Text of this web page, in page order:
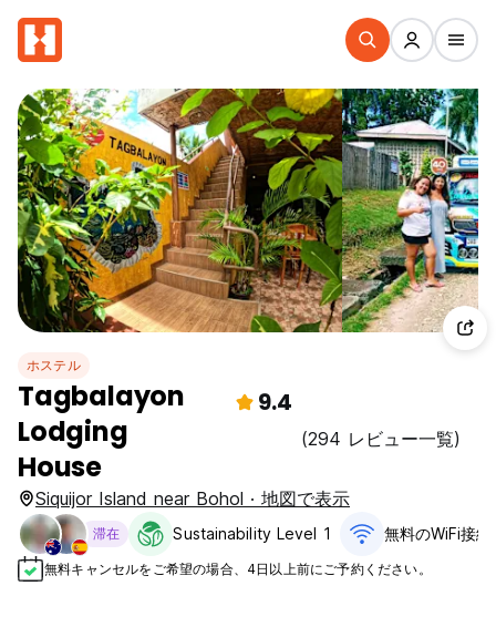
ホステル
Tagbalayon
Lodging
House
9.4
(294 レビュー一覧)
Siquijor Island near Bohol · 地図で表示
滞在 Sustainability Level 1 無料のWiFi接続
無料キャンセルをご希望の場合、4日以上前にご予約ください。